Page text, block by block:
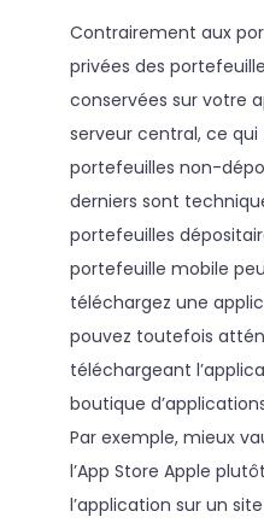
Contrairement aux
privées des
conservées sur votre
serveur central, ce qui
portefeuilles non-
derniers sont
portefeuilles
portefeuille mobile
téléchargez une
pouvez toutefois
téléchargeant
boutique
Par exemple, mieux
l’App Store Apple
l’application sur un